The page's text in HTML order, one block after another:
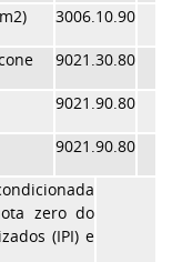
3006.10.90
9021.30.80
9021.90.80
9021.90.80
zero do
(IPI) e